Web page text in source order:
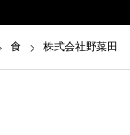
食 株式会社野菜田